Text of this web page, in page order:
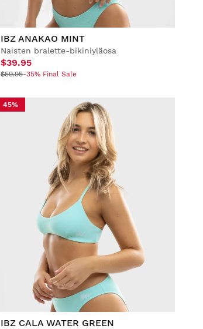
IBZ ANAKAO MINT
Naisten bralette-bikiniyläosa
$39.95
$59.95-35% Final Sale
45%
IBZ CALA WATER GREEN